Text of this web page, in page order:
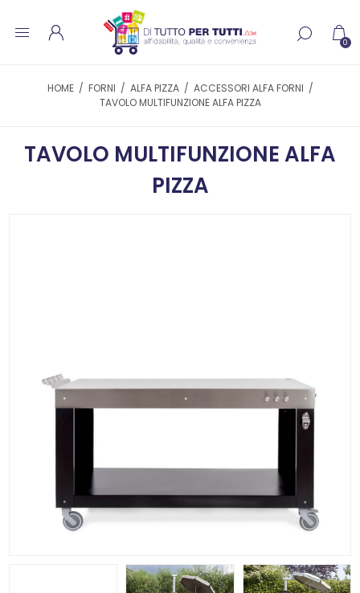
0
HOME / FORNI / ALFA PIZZA / ACCESSORI ALFA FORNI /
TAVOLO MULTIFUNZIONE ALFA PIZZA
TAVOLO MULTIFUNZIONE ALFA
PIZZA